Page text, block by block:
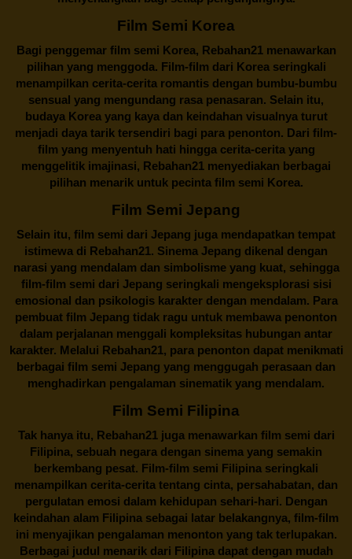
Film Semi Korea
Bagi penggemar film semi Korea, Rebahan21menawarkan
pilihan yang menggoda. Film-film dari Korea seringkali
menampilkan cerita-cerita romantis dengan bumbu-bumbu
sensual yang mengundang rasa penasaran. Selain itu,
budaya Korea yang kaya dan keindahan visualnya turut
menjadi daya tarik tersendiri bagi para penonton. Dari film-
film yang menyentuh hati hingga cerita-cerita yang
menggelitik imajinasi, Rebahan21 menyediakan berbagai
pilihan menarik untuk pecinta film semi Korea.
Film Semi Jepang
Selain itu, film semi dari Jepang juga mendapatkan tempat
istimewa di Rebahan21. Sinema Jepang dikenal dengan
narasi yang mendalam dan simbolisme yang kuat, sehingga
film-film semi dari Jepang seringkali mengeksplorasi sisi
emosional dan psikologis karakter dengan mendalam. Para
pembuat film Jepang tidak ragu untuk membawa penonton
dalam perjalanan menggali kompleksitas hubungan antar
karakter. Melalui Rebahan21, para penonton dapat menikmati
berbagai film semi Jepang yang menggugah perasaan dan
menghadirkan pengalaman sinematik yang mendalam.
Film Semi Filipina
Tak hanya itu, Rebahan21juga menawarkan film semi dari
Filipina, sebuah negara dengan sinema yang semakin
berkembang pesat. Film-film semi Filipina seringkali
menampilkan cerita-cerita tentang cinta, persahabatan, dan
pergulatan emosi dalam kehidupan sehari-hari. Dengan
keindahan alam Filipina sebagai latar belakangnya, film-film
ini menyajikan pengalaman menonton yang tak terlupakan.
Berbagai judul menarik dari Filipina dapat dengan mudah